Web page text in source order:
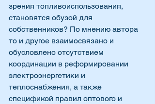
зрения топливоиспользования,
становятся обузой для
собственников? По мнению автора
то и другое взаимосвязано и
обусловлено отсутствием
координации в реформировании
электроэнергетики и
теплоснабжения, а также
спецификой правил оптового и